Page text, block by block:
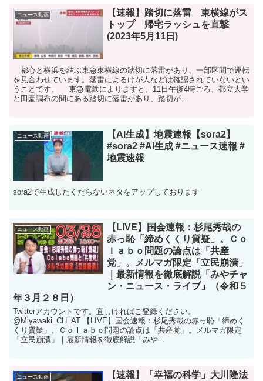
ニュース動画
【速報】踏切に落雷 東横線がス
トップ 帰宅ラッシュを直撃
(2023年5月11日)
都心と横浜を結ぶ東急東横線の踏切に落雷があり、一部区間で運転
を見合わせています。落雷によるけが人などは確認されていないとい
うことです。 東急電鉄によりますと、11日午後4時ごろ、都立大学
と田園調布の間にある踏切に落雷があり、踏切が...
ニュース動画
【AI生成】地震速報【sora2】
#sora2 #AI生成 #ニュース速報 #
地震速報
sora2で生成したくだらないネタをアップしております
ニュース動画
【LIVE】国会速報：杉尾秀哉の
赤っ恥「締めくくり質疑」。Ｃｏ
ｌａｂｏ問題の論点は「共産
党」。メルマガ限定「立民崩潰」
｜最新情報を徹底解説「みやチャ
ン・ニュース・ライブ」（令和５
年３月２８日）
Twitterアカウントです。宜しければご登録ください。
@Miyawaki_CH_AT 【LIVE】国会速報：杉尾秀哉の赤っ恥「締めく
くり質疑」。Ｃｏｌａｂｏ問題の論点は「共産党」。メルマガ限定
「立民崩潰」｜最新情報を徹底解説「みや...
ニュース動画
【速報】「幸福の科学」大川隆法